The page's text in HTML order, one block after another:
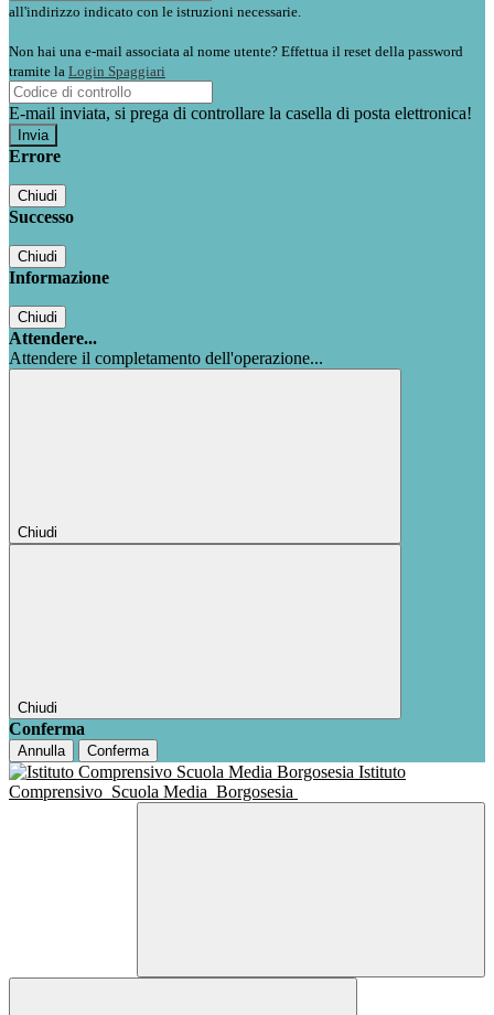
all'indirizzo indicato con le istruzioni necessarie.
Non hai una e-mail associata al nome utente? Effettua il reset della password
tramite la Login Spaggiari
E-mail inviata, si prega di controllare la casella di posta elettronica!
Errore
Chiudi
Successo
Chiudi
Informazione
Chiudi
Attendere...
Attendere il completamento dell'operazione...
Chiudi
Chiudi
Conferma
Annulla Conferma
Istituto
Comprensivo Scuola Media Borgosesia